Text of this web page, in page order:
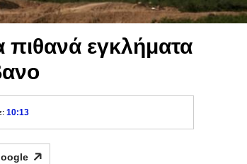
πιθανά εγκλήματα
10:13